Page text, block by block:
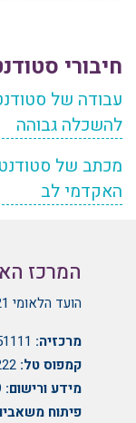
חיבורי
עבודה של
להשכלה גבוהה
מכתב של
האקדמי לב
המרכז
הועד הלאומי 21, גבעת מרדכי, ירושלים
מרכזיה:
קמפוס טל:
מידע ורישום:
פיתוח